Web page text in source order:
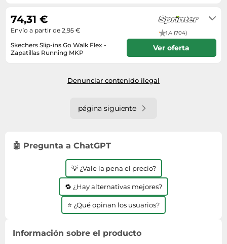
Skechers Slip-ins Go Walk Flex -
Zapatillas Running MKP
1,4 (704)
74,31 €
Envío a partir de 2,95 €
Ver oferta
página siguiente
Denunciar contenido ilegal
🤖 Pregunta a ChatGPT
💡 ¿Vale la pena el precio?
🔁 ¿Hay alternativas mejores?
⭐ ¿Qué opinan los usuarios?
Información sobre el producto